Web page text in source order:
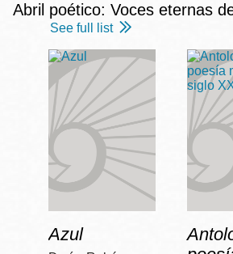
Abril poético: Voces eternas
See full list
Azul